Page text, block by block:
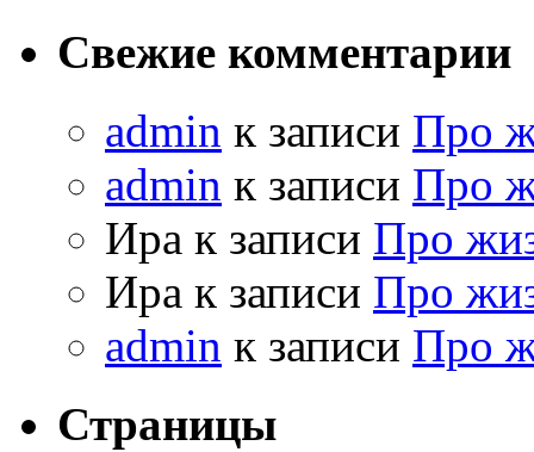
Свежие комментарии
admin к записи Про
admin к записи Про
Ира к записи Про
Ира к записи Про
admin к записи Про
Страницы